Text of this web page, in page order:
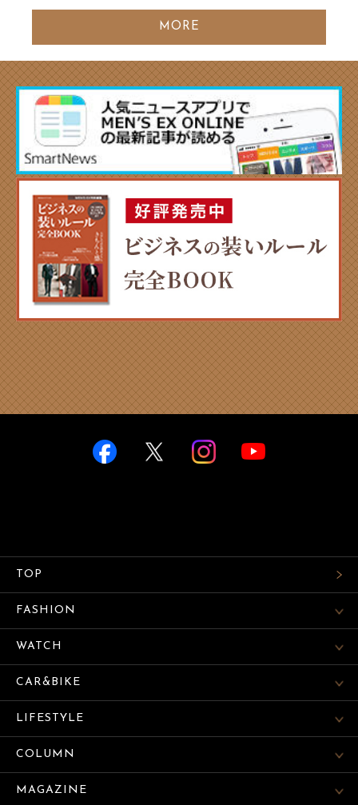
MORE
TOP
FASHION
WATCH
CAR&BIKE
LIFESTYLE
COLUMN
MAGAZINE